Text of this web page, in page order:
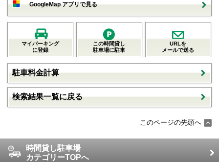
GoogleMap アプリで見る
マイパーキング
に登録
この時間貸し
駐車場に駐車
URLを
メールで送る
駐車料金計算
検索結果一覧に戻る
このページの先頭へ
時間貸し駐車場
カテゴリーTOPへ